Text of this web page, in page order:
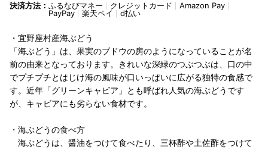
決済方法： ふるなびマネー クレジットカード
Amazon Pay
PayPay
楽天ペイ d払い
・宜野座村産海ぶどう
「海ぶどう」は、果実のブドウの房のようになっていることが名
前の由来となっております。きれいな深緑のつぶつぶは、口の中
でプチプチとはじけ海の風味が口いっぱいに広がる独特の食感で
す。近年「グリーンキャビア」とも呼ばれ人気の海ぶどうです
が、キャビアにも劣らない食材です。
・海ぶどうの食べ方
海ぶどうは、醤油をつけて食べたり、三杯酢や土佐酢をつけて